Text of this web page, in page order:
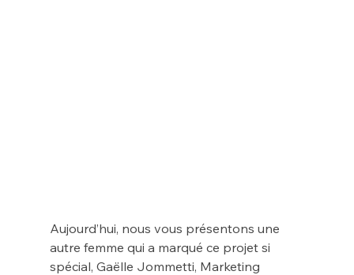
Aujourd’hui, nous vous présentons une
autre femme qui a marqué ce projet si
spécial, Gaëlle Jommetti, Marketing